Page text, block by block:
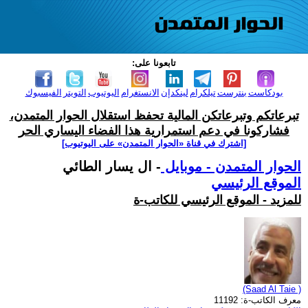
تابعونا على:
الفيسبوك التويتر اليوتيوب الانستغرام لينكدإن تيلكرامبنترست بودكاست
تبرعاتكم وتبرعاتكن المالية تحفظ استقلال الحوار المتمدن،
فشاركونا في دعم استمرارية هذا الفضاء اليساري الحر
[اشترك في قناة ‫«الحوار المتمدن» على اليوتيوب]
الحوار المتمدن - موبايل - ال يسار الطائي
الموقع الرئيسي
للمزيد - الموقع الرئيسي للكاتب-ة
(Saad Al Taie )
معرف الكاتب-ة: 11192